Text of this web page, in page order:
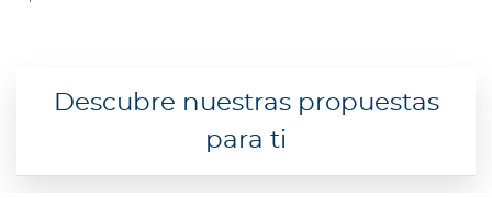
Descubre nuestras propuestas
para ti